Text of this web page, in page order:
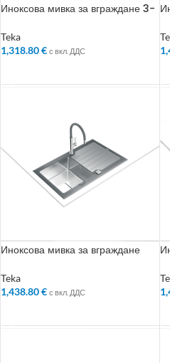
Иноксова мивка за вграждане 3-
светъл отвор 60 см
Teka
1,318.80€ с вкл. ДДС
Иноксова мивка за вграждане
за шкаф със светъл отвор 50 см
Teka
1,438.80€ с вкл. ДДС